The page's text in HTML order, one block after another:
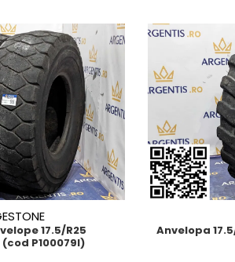
17.5/R25
P100079I)
Anvelopa